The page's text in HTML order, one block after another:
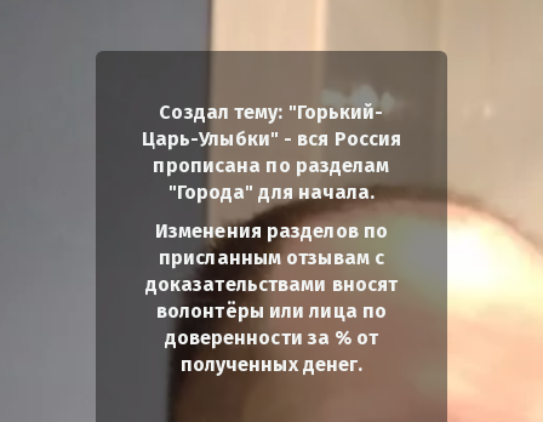
Создал тему: "Горький-
Царь-Улыбки" - вся Россия
прописана по разделам
"Города" для начала.
Изменения разделов по
присланным отзывам с
доказательствами вносят
волонтёры или лица по
доверенности за % от
полученных денег.